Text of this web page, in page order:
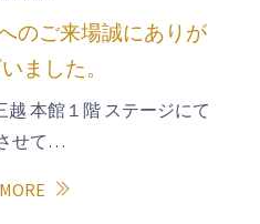
のご来場誠にありが
ました。
越 本館１階 ステージにて
せて…